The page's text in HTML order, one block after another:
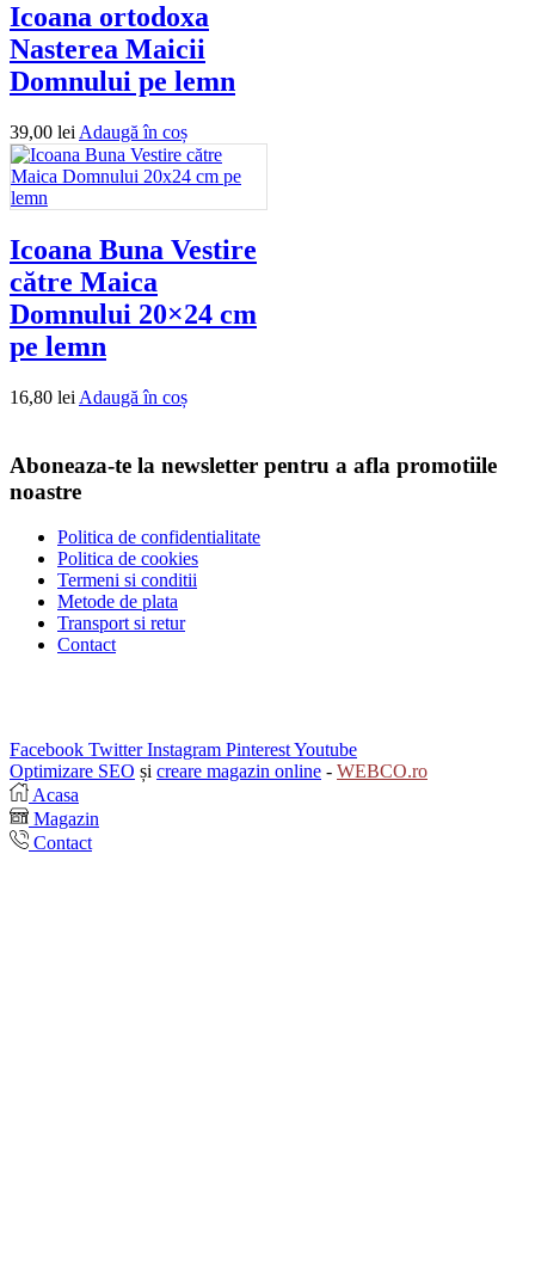
Icoana ortodoxa
Nasterea Maicii
Domnului pe lemn
39,00 lei Adaugă în coș
Icoana Buna Vestire
către Maica
Domnului 20×24 cm
pe lemn
16,80 lei Adaugă în coș
Aboneaza-te la newsletter pentru a afla promotiile
noastre
Politica de confidentialitate
Politica de cookies
Termeni si conditii
Metode de plata
Transport si retur
Contact
Facebook Twitter Instagram PinterestYoutube
Optimizare SEO și creare magazin online - WEBCO.ro
Acasa
Magazin
Contact